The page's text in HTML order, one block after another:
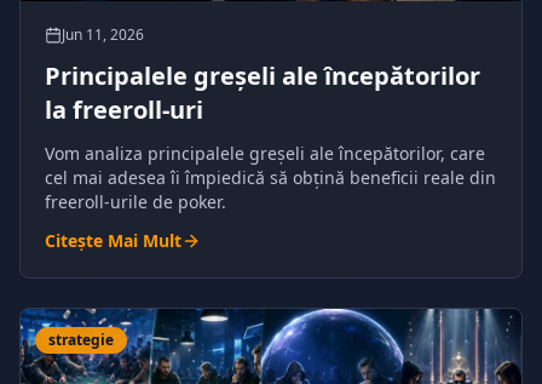
Jun 11, 2026
Principalele greșeli ale începătorilor
la freeroll-uri
Vom analiza principalele greșeli ale începătorilor, care
cel mai adesea îi împiedică să obțină beneficii reale din
freeroll-urile de poker.
Citește Mai Mult
strategie